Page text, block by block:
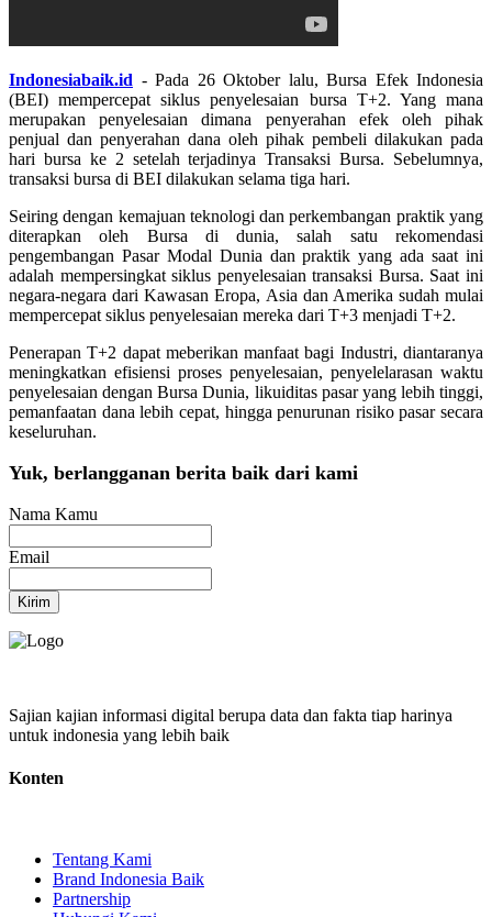
Indonesiabaik.id - Pada 26 Oktober lalu, Bursa Efek Indonesia
(BEI) mempercepat siklus penyelesaian bursa T+2. Yang mana
merupakan penyelesaian dimana penyerahan efek oleh pihak
penjual dan penyerahan dana oleh pihak pembeli dilakukan pada
hari bursa ke 2 setelah terjadinya Transaksi Bursa. Sebelumnya,
transaksi bursa di BEI dilakukan selama tiga hari.
Seiring dengan kemajuan teknologi dan perkembangan praktik yang
diterapkan oleh Bursa di dunia, salah satu rekomendasi
pengembangan Pasar Modal Dunia dan praktik yang ada saat ini
adalah mempersingkat siklus penyelesaian transaksi Bursa. Saat ini
negara-negara dari Kawasan Eropa, Asia dan Amerika sudah mulai
mempercepat siklus penyelesaian mereka dari T+3 menjadi T+2.
Penerapan T+2 dapat meberikan manfaat bagi Industri, diantaranya
meningkatkan efisiensi proses penyelesaian, penyelelarasan waktu
penyelesaian dengan Bursa Dunia, likuiditas pasar yang lebih tinggi,
pemanfaatan dana lebih cepat, hingga penurunan risiko pasar secara
keseluruhan.
Yuk, berlangganan berita baik dari kami
Nama Kamu
Email
Kirim
Sajian kajian informasi digital berupa data dan fakta tiap harinya
untuk indonesia yang lebih baik
Konten
Tentang Kami
Brand Indonesia Baik
Partnership